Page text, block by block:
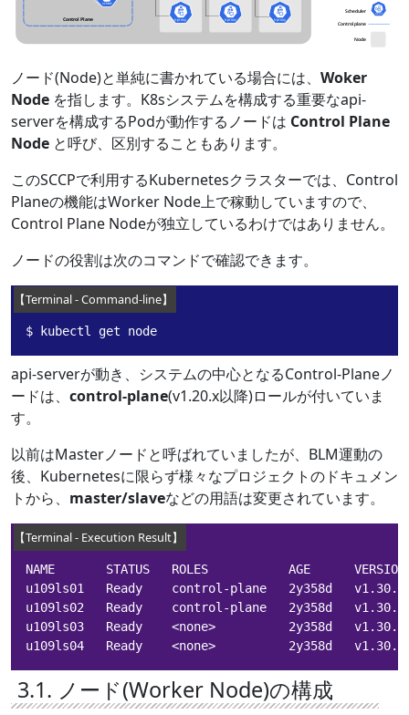
ノード(Node)と単純に書かれている場合には、 Woker
Node を指します。K8sシステムを構成する重要なapi-
serverを構成するPodが動作するノードは Control Plane
Node と呼び、区別することもあります。
このSCCPで利用するKubernetesクラスターでは、Control
Planeの機能はWorker Node上で稼動していますので、
Control Plane Nodeが独立しているわけではありません。
ノードの役割は次のコマンドで確認できます。
$ kubectl get node
api-serverが動き、システムの中心となるControl-Planeノ
ードは、 control-plane(v1.20.x以降)ロールが付いていま
す。
以前はMasterノードと呼ばれていましたが、BLM運動の
後、Kubernetesに限らず様々なプロジェクトのドキュメン
トから、 master/slaveなどの用語は変更されています。
NAME       STATUS   ROLES           AGE      VERSION
u109ls01   Ready    control-plane   2y358d   v1.30.4
u109ls02   Ready    control-plane   2y358d   v1.30.4
u109ls03   Ready    <none>          2y358d   v1.30.4
u109ls04   Ready    <none>          2y358d   v1.30.4
3.1. ノード(Worker Node)の構成